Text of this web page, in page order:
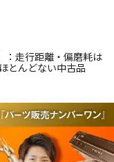
：走行距離・偏磨耗は
とんどない中古品